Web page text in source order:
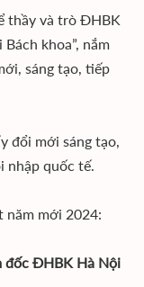
thầy và trò ĐHBK
khoa”, nắm
sáng tạo, tiếp
đổi mới sáng tạo,
nhập quốc tế.
năm mới 2024:
đốc ĐHBK Hà Nội